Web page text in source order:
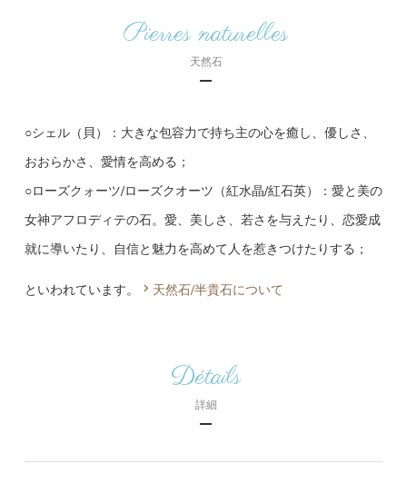
Pierres naturelles
天然石
○シェル（貝）：大きな包容力で持ち主の心を癒し、優しさ、
おおらかさ、愛情を高める；
○ローズクォーツ/ローズクオーツ（紅水晶/紅石英）：愛と美の
女神アフロディテの石。愛、美しさ、若さを与えたり、恋愛成
就に導いたり、自信と魅力を高めて人を惹きつけたりする；
といわれています。 天然石/半貴石について
Détails
詳細